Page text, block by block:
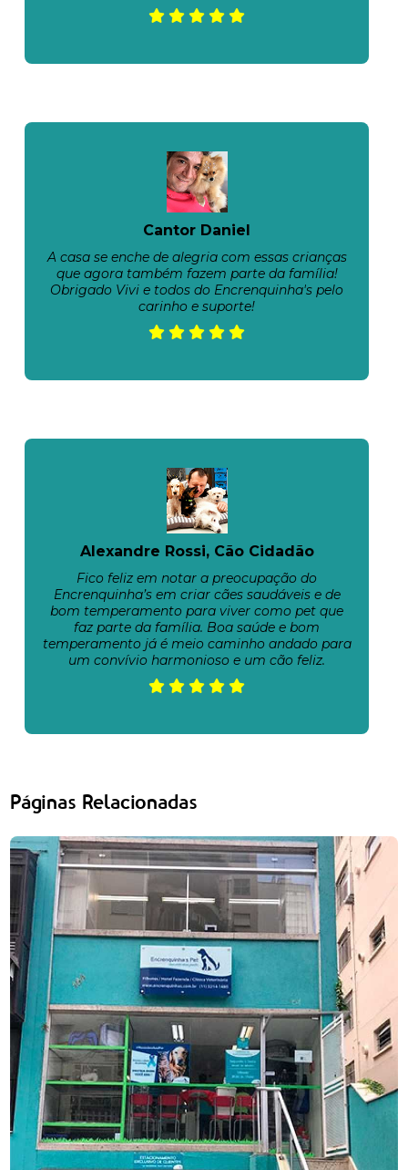
Cantor Daniel
A casa se enche de alegria com essas crianças
que agora também fazem parte da família!
Obrigado Vivi e todos do Encrenquinha's pelo
carinho e suporte!
Alexandre Rossi, Cão Cidadão
Fico feliz em notar a preocupação do
Encrenquinha’s em criar cães saudáveis e de
bom temperamento para viver como pet que
faz parte da família. Boa saúde e bom
temperamento já é meio caminho andado para
um convívio harmonioso e um cão feliz.
Páginas Relacionadas